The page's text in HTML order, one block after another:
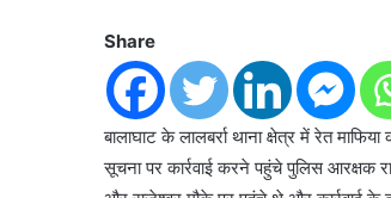
Share
बालाघाट के लालबर्रा थाना क्षेत्र में रेत
सूचना पर कार्रवाई करने पहुंचे पुलिस आरक्षक